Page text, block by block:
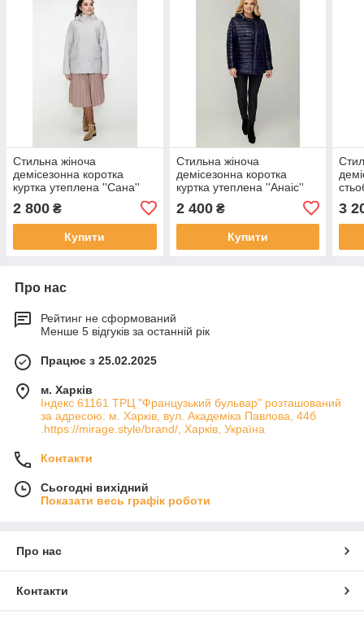
Стильна жіноча
демісезонна коротка
куртка утеплена ''Сана''
2 800 ₴
Купити
Стильна жіноча
демісезонна коротка
куртка утеплена ''Анаіс''
2 400₴
Купити
3
Про нас
Рейтинг не сформований
Менше 5 відгуків за останній рік
Працює з 25.02.2025
м. Харків
Індекс 61161 ТРЦ "Французький бульвар" розташований
за адресою: м. Харків, вул. Академіка Павлова, 44б
.https://mirage.style/brand/, Харків, Україна
Контакти
Сьогодні вихідний
Показати весь графік роботи
Про нас
Контакти